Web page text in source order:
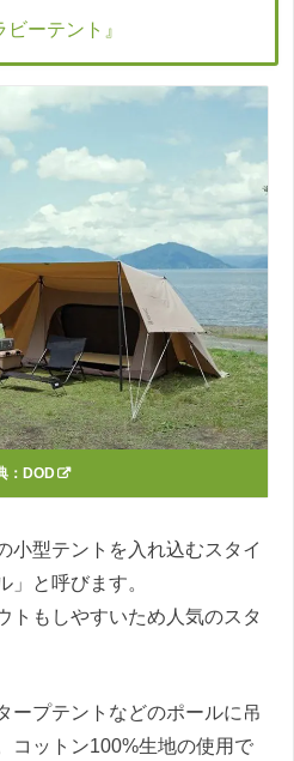
ーテント』
： DOD
小型テントを入れ込むスタイ
」と呼びます。
トもしやすいため人気のスタ
ープテントなどのポールに吊
コットン100%生地の使用で